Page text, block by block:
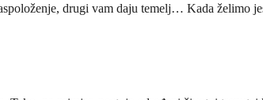
drugi vam daju temelj… Kada želimo